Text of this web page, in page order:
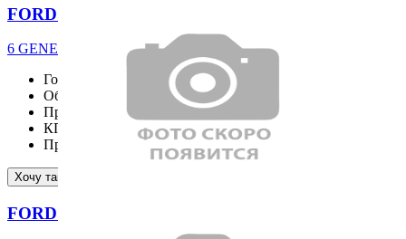
FORD EXPLORER
6 GENERATION ST-Line 2.3 4WD
Год выпуска
Объём двигателя
2261 см³
Привод
КПП
Пробег
Хочу такой же
FORD EXPLORER